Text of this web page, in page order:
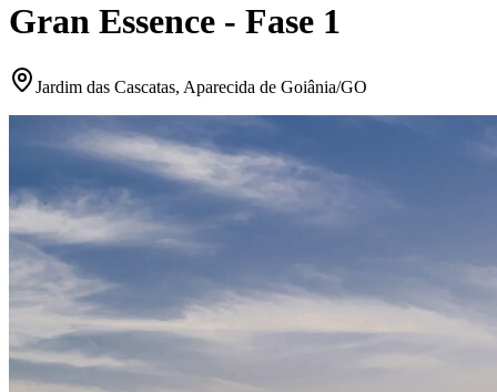
Gran Essence - Fase 1
Jardim das Cascatas, Aparecida de Goiânia/GO